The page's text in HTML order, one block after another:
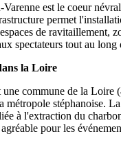
est le coeur
permet
de ravitaillement,
spectateurs tout au long
la Loire
commune de la Loire
métropole stéphanoise.
à l'extraction du
pour les